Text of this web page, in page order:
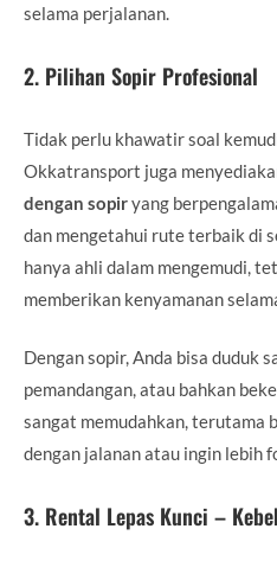
selama perjalanan.
2. Pilihan Sopir Profesional
Tidak perlu khawatir soal
Okkatransport juga
dengan sopiryang
dan mengetahui rute terbaik di
hanya ahli dalam mengemudi,
memberikan kenyamanan
Dengan sopir, Anda bisa duduk
pemandangan, atau bahkan
sangat memudahkan, terutama
dengan jalanan atau ingin lebih
3. Rental Lepas Kunci –